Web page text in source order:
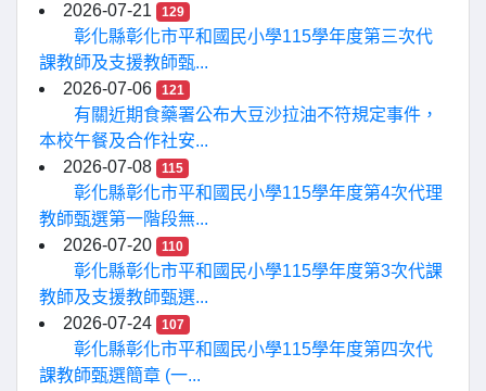
2026-07-21
129
彰化縣彰化市平和國民小學115學年度第三次代
課教師及支援教師甄...
2026-07-06
121
有關近期食藥署公布大豆沙拉油不符規定事件，
本校午餐及合作社安...
2026-07-08
115
彰化縣彰化市平和國民小學115學年度第4次代理
教師甄選第一階段無...
2026-07-20
110
彰化縣彰化市平和國民小學115學年度第3次代課
教師及支援教師甄選...
2026-07-24
107
彰化縣彰化市平和國民小學115學年度第四次代
課教師甄選簡章 (一...